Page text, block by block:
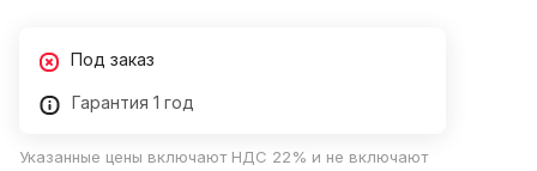
Под заказ
Гарантия 1 год
Указанные цены включают НДС 22% и не включают